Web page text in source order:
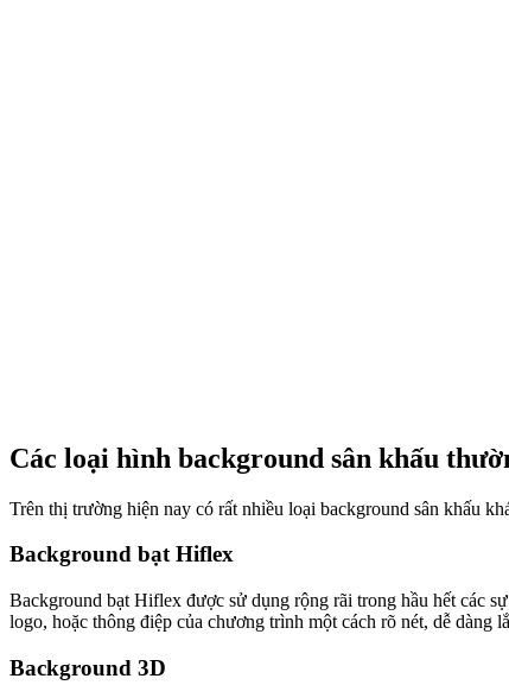
Các loại hình background sân khấu
Trên thị trường hiện nay có rất nhiều loại background sân khấu
Background bạt Hiflex
Background bạt Hiflex được sử dụng rộng rãi trong hầu hết các
logo, hoặc thông điệp của chương trình một cách rõ nét, dễ dàng
Background 3D